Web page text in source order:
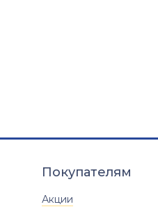
Покупателям
Акции